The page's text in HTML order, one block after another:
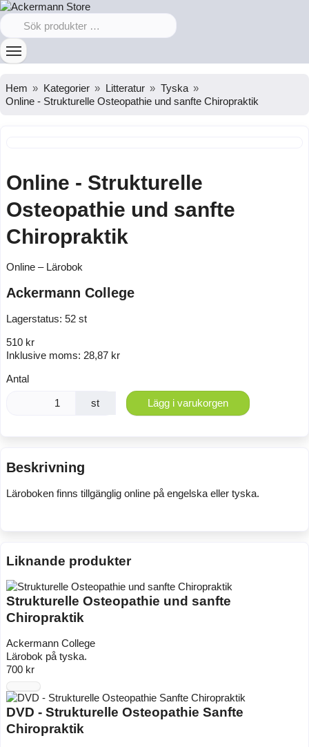
Hem Kategorier Litteratur
Tyska
Online - Strukturelle Osteopathie und sanfte Chiropraktik
Online - Strukturelle
Osteopathie und sanfte
Chiropraktik
Online – Lärobok
Ackermann College
Lagerstatus: 52 st
510 kr
Inklusive moms: 28,87 kr
Antal
st Lägg i varukorgen
Beskrivning
Läroboken finns tillgänglig online på engelska eller tyska.
Liknande produkter
Strukturelle Osteopathie und sanfte
Chiropraktik
Ackermann College
Lärobok på tyska.
700 kr
DVD - Strukturelle Osteopathie Sanfte
Chiropraktik